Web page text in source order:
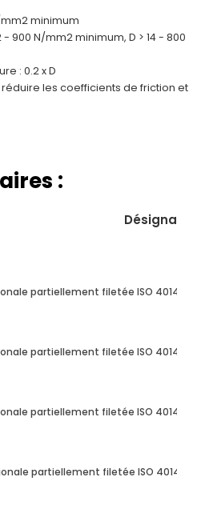
mm2 minimum
- 900 N/mm2 minimum, D > 14 - 800
: 0.2 x D
les coefficients de friction et
:
partiellement filetée ISO 4014 M10
partiellement filetée ISO 4014 M10
partiellement filetée ISO 4014 M10
partiellement filetée ISO 4014 M10